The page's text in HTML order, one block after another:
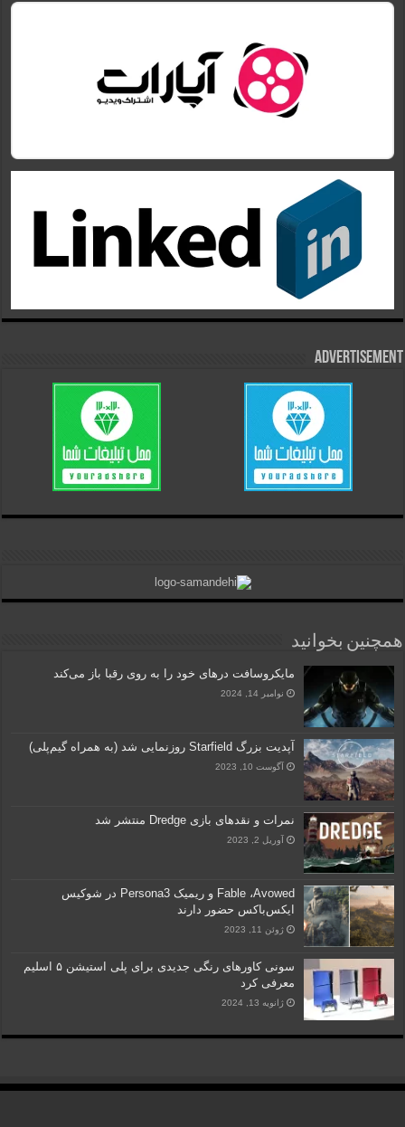
Advertisement
همچنین بخوانید
مایکروسافت درهای خود را به روی رقبا باز می‌کند
نوامبر 14, 2024
آپدیت بزرگ Starfield روزنمایی شد (به همراه گیم‌پلی)
آگوست 10, 2023
نمرات و نقدهای بازی Dredge منتشر شد
آوریل 2, 2023
Fable ،Avowed و ریمیک Persona3 در شوکیس
ایکس‌باکس حضور دارند
ژوئن 11, 2023
سونی کاورهای رنگی جدیدی برای پلی استیشن ۵ اسلیم
معرفی کرد
ژانویه 13, 2024